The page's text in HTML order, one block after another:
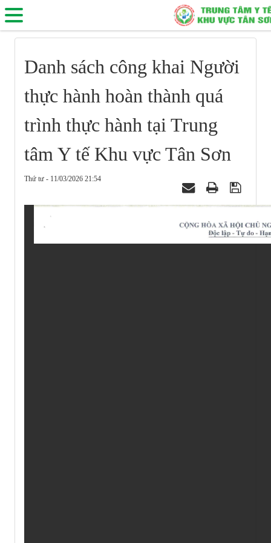
Danh sách công khai Người
thực hành hoàn thành quá
trình thực hành tại Trung
tâm Y tế Khu vực Tân Sơn
Thứ tư - 11/03/2026 21:54